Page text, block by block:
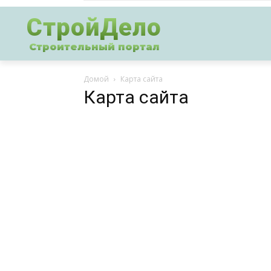
СтройДело
Строительный портал
Домой Карта сайта
Карта сайта